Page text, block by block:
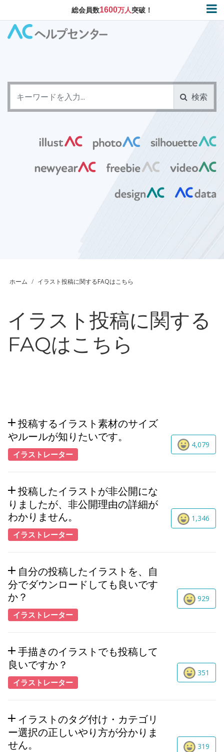
総会員数1600万人突破！
検索
ホーム イラスト投稿に関するFAQはこちら
イラスト投稿に関する
FAQはこちら
投稿するイラスト素材のサイズ
やルールが知りたいです。
イラストレーター
4,079
投稿したイラストが非公開にな
りましたが、非公開理由の詳細が
わかりません。
イラストレーター
1,346
自分の投稿したイラストを、自
分でダウンロードしても良いです
か？
イラストレーター
929
手描きのイラストでも投稿して
良いですか？
イラストレーター
351
イラストのタグ付け・カテゴリ
ー選択の正しいやり方が分かりま
せん。
319